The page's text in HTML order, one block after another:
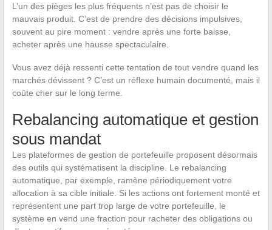
L’un des pièges les plus fréquents n’est pas de choisir le
mauvais produit. C’est de prendre des décisions impulsives,
souvent au pire moment : vendre après une forte baisse,
acheter après une hausse spectaculaire.
Vous avez déjà ressenti cette tentation de tout vendre quand les
marchés dévissent ? C’est un réflexe humain documenté, mais il
coûte cher sur le long terme.
Rebalancing automatique et gestion
sous mandat
Les plateformes de gestion de portefeuille proposent désormais
des outils qui systématisent la discipline. Le rebalancing
automatique, par exemple, ramène périodiquement votre
allocation à sa cible initiale. Si les actions ont fortement monté et
représentent une part trop large de votre portefeuille, le
système en vend une fraction pour racheter des obligations ou